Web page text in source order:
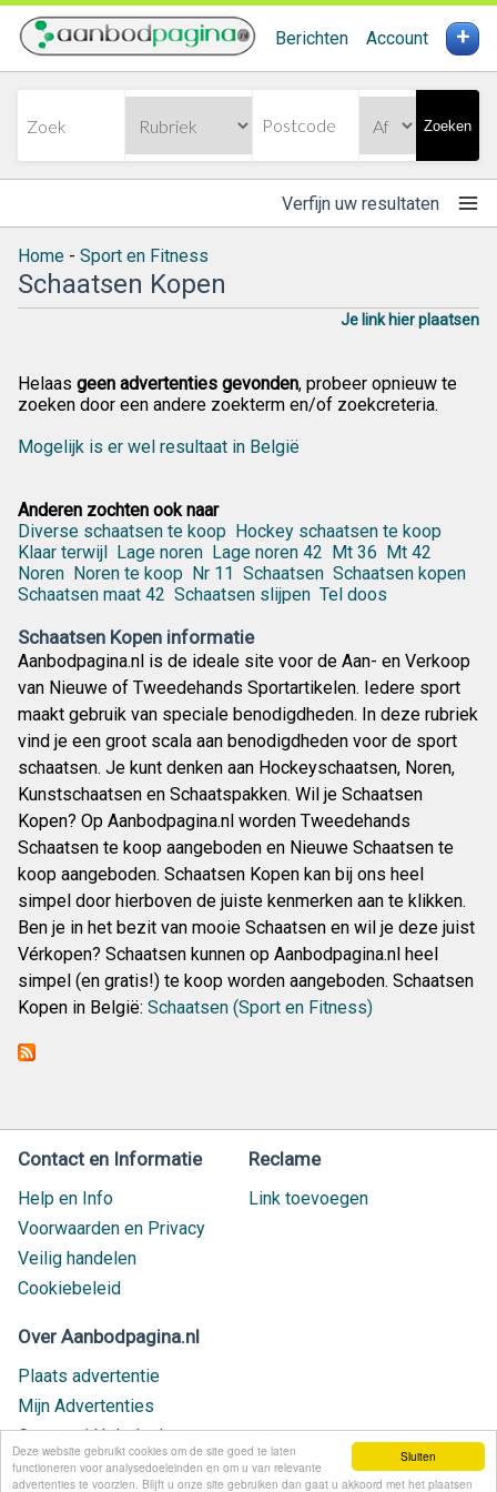
Sluiten
Deze website gebruikt cookies om de site goed te laten
functioneren voor analysedoeleinden en om u van relevante
advertenties te voorzien. Blijft u onze site gebruiken dan gaat u akkoord met het plaatsen
Berichten Account +
Zoeken
Verfijn uw resultaten
Home - Sport en Fitness
Schaatsen Kopen
Je link hier plaatsen
Helaas geen advertenties gevonden, probeer opnieuw te
zoeken door een andere zoekterm en/of zoekcreteria.
Mogelijk is er wel resultaat in België
Anderen zochten ook naar
Diverse schaatsen te koop Hockey schaatsen te koop
Klaar terwijl Lage noren Lage noren 42 Mt 36 Mt 42
Noren Noren te koop Nr 11 Schaatsen Schaatsen kopen
Schaatsen maat 42 Schaatsen slijpen Tel doos
Schaatsen Kopen informatie
Aanbodpagina.nl is de ideale site voor de Aan- en Verkoop
van Nieuwe of Tweedehands Sportartikelen. Iedere sport
maakt gebruik van speciale benodigdheden. In deze rubriek
vind je een groot scala aan benodigdheden voor de sport
schaatsen. Je kunt denken aan Hockeyschaatsen, Noren,
Kunstschaatsen en Schaatspakken. Wil je Schaatsen
Kopen? Op Aanbodpagina.nl worden Tweedehands
Schaatsen te koop aangeboden en Nieuwe Schaatsen te
koop aangeboden. Schaatsen Kopen kan bij ons heel
simpel door hierboven de juiste kenmerken aan te klikken.
Ben je in het bezit van mooie Schaatsen en wil je deze juist
Vérkopen? Schaatsen kunnen op Aanbodpagina.nl heel
simpel (en gratis!) te koop worden aangeboden. Schaatsen
Kopen in België: Schaatsen (Sport en Fitness)
Contact en Informatie
Help en Info
Voorwaarden en Privacy
Veilig handelen
Cookiebeleid
Reclame
Link toevoegen
Over Aanbodpagina.nl
Plaats advertentie
Mijn Advertenties
Contact / Helpdesk
Nieuw geplaatst